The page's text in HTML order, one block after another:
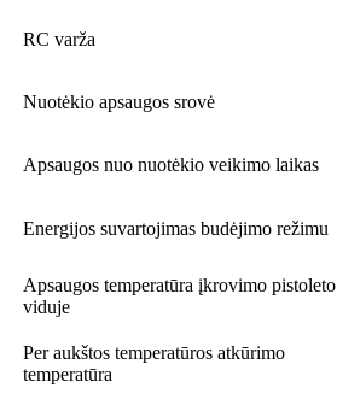
RC varža
Nuotėkio apsaugos srovė
Apsaugos nuo nuotėkio veikimo laikas
Energijos suvartojimas budėjimo režimu
Apsaugos temperatūra įkrovimo pistoleto
viduje
Per aukštos temperatūros atkūrimo
temperatūra